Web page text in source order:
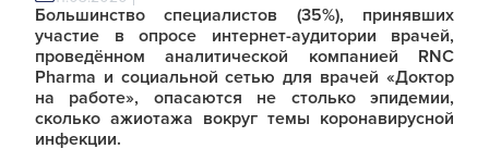
Большинство специалистов (35%), принявших
участие в опросе интернет-аудитории врачей,
проведённом аналитической компанией RNC
Pharma и социальной сетью для врачей «Доктор
на работе», опасаются не столько эпидемии,
сколько ажиотажа вокруг темы коронавирусной
инфекции.